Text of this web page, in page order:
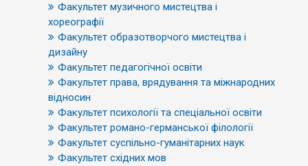
Факультет музичного мистецтва і
хореографії
Факультет образотворчого мистецтва і
дизайну
Факультет педагогічної освіти
Факультет права, врядування та міжнародних
відносин
Факультет психології та спеціальної освіти
Факультет романо-германської філології
Факультет суспільно-гуманітарних наук
Факультет східних мов